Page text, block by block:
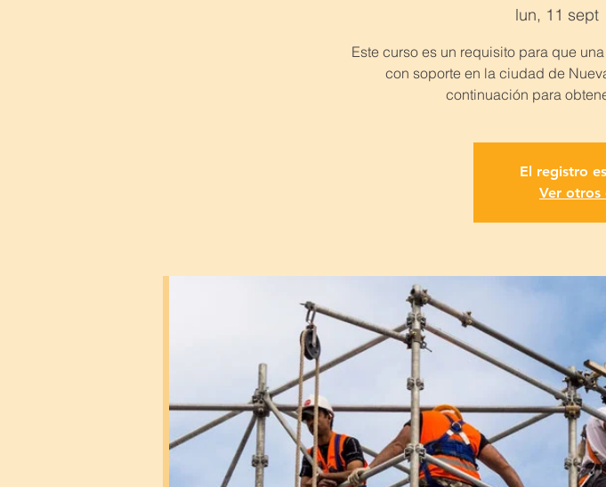
lun, 11 sept
Este curso es un requisito para que
con soporte en la ciudad de
continuación para
El registro
Ver otros